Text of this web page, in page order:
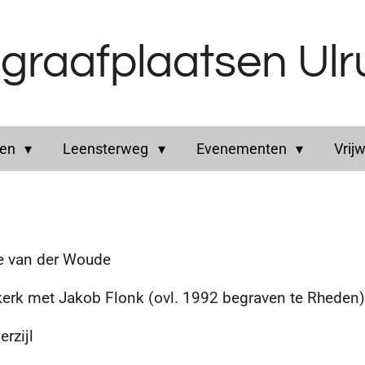
Leensterweg Evenementen
der Woude
met Jakob Flonk (ovl. 1992 begraven te Rheden)